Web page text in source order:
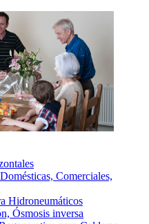
Comerciales,
Hidroneumáticos
Ósmosis inversa